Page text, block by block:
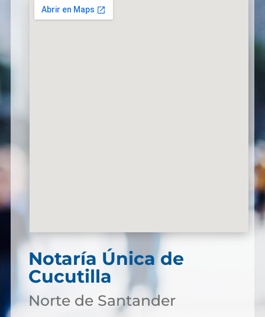
Notaría Única de
Cucutilla
Norte de Santander